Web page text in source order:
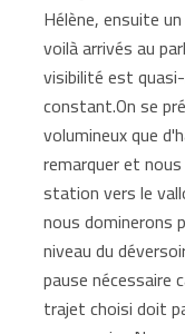
Hélène, ensuite
voilà arrivés au
visibilité est
constant.On se
volumineux que
remarquer et
station vers le
nous dominerons
niveau du
pause nécessaire
trajet choisi doit